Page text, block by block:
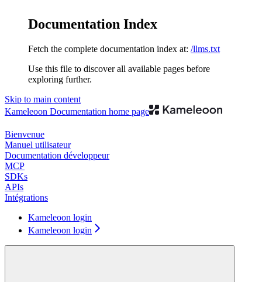
Documentation Index
Fetch the complete documentation index at: /llms.txt
Use this file to discover all available pages before
exploring further.
Skip to main content
Kameleoon Documentation home page
Bienvenue
Manuel utilisateur
Documentation développeur
MCP
SDKs
APIs
Intégrations
Kameleoon login
Kameleoon login